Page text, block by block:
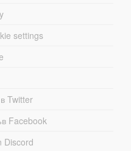
settings
Twitter
Facebook
Discord